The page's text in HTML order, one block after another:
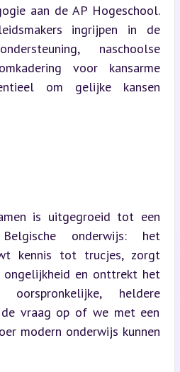
aan de AP Hogeschool.
ingrijpen in de
naschoolse
voor kansarme
om gelijke kansen
is uitgegroeid tot een
onderwijs: het
kennis tot trucjes, zorgt
en onttrekt het
heldere
vraag op of we met een
modern onderwijs kunnen